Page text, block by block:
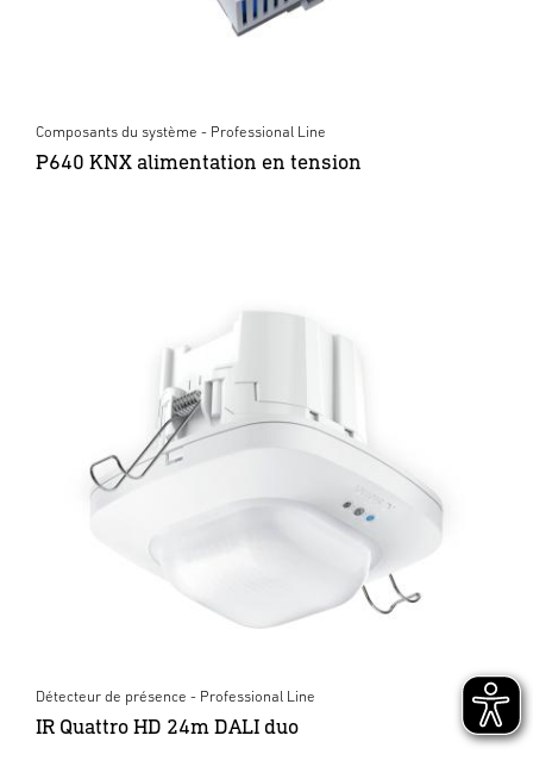
Composants du système - Professional Line
P640 KNX alimentation en tension
Détecteur de présence - Professional Line
IR Quattro HD 24m DALI duo